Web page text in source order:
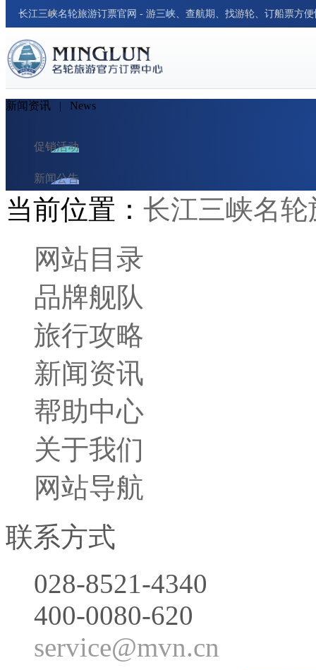
长江三峡名轮旅游订票官网 - 游三峡、查航期、找游轮、订船票方
新闻资讯 | News
促销活动
新闻公告
游轮资讯
行业新闻
当前位置： 长江三峡名
网站目录
品牌舰队
旅行攻略
新闻资讯
帮助中心
关于我们
网站导航
联系方式
028-8521-4340
400-0080-620
service@mvn.cn